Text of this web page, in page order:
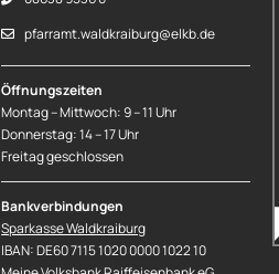
pfarramt.waldkraiburg@elkb.de
Öffnungszeiten
Montag – Mittwoch: 9 – 11 Uhr
Donnerstag: 14 – 17 Uhr
Freitag geschlossen
Bankverbindungen
Sparkasse Waldkraiburg
IBAN: DE60 7115 1020 0000 1022 10